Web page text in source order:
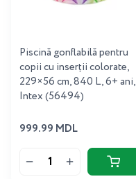
Piscină gonflabilă pentru
copii cu inserții colorate,
229×56 cm, 840 L, 6+ ani,
Intex (56494)
999.99 MDL